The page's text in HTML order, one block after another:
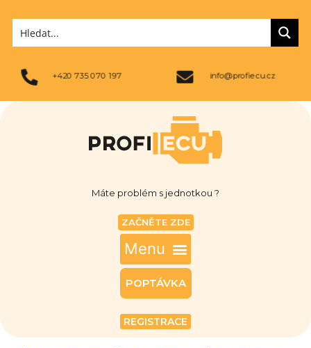
+420 735 070 197 info@profiecu.cz
Máte problém s jednotkou ?
ZAČNĚTE ZDE
POPTÁVKA
REGISTRACE